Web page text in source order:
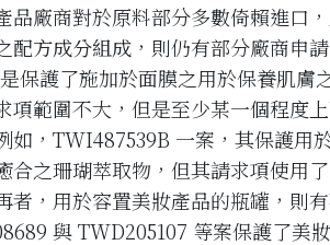
品廠商對於原料部分多數倚賴進口
配方成分組成 ，則仍有部分廠商申
保護了施加於面膜之用於保養肌膚
項範圍不大，但是至少某一個程度
如，TWI487539B 一案，其保護用
合之珊瑚萃取物，但其請求項使用了
者，用於容置美妝產品的瓶罐，則
與 TWD205107 等案保護了美